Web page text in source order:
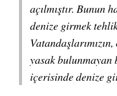
açılmıştır. Bunun
denize girmek
yasak
içerisinde denize